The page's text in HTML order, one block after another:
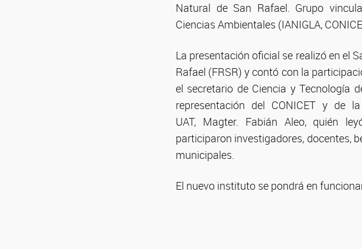
Natural de San Rafael. Grupo
Ciencias Ambientales (IANIGLA,
La presentación oficial se realizó en el
Rafael (FRSR) y contó con la
el secretario de Ciencia y Tecnología
representación del CONICET y de
UAT, Magter. Fabián Aleo, quién
participaron investigadores, docentes,
municipales.
El nuevo instituto se pondrá en